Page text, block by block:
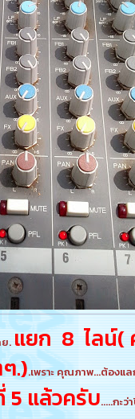
ย.แยก 8 ไลน์(
.).เพราะ คุณภาพ...ต้องแล
5 แล้วครับ.....กะ